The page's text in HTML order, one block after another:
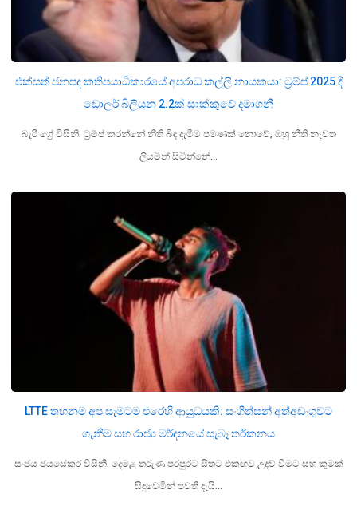
එක්සත් ජනපද කතිපයාධිකාරයේ අපරාධ කල්ලි නායකයා: ට්‍රම්ප් 2025 දී
ඩොලර් බිලියන 2.2ක් සාක්කුවේ දමාගනී
බැරී ග්‍රේ විසිනි. ට්‍රම්ප් කරන්නේ නීති බිඳ දැමීම පමණක් නොවේ; ඔහු නීති නැවත
ලියමින් සිටින්නේ…
LTTE තහනම අප සැමටම එරෙහි ආයුධයකි: සංගීත්සන් අත්අඩංගුවට
ගැනීම සහ රාජ්‍ය මර්දනයේ සැබෑ තර්කනය
සංජය ජයසේකර විසිනි. දෙමළ තරුණ පරපුරට සිතට එකඟව උදව් වීමට සහ කුමක්
සිදුවෙමින් පවතී දැයි…